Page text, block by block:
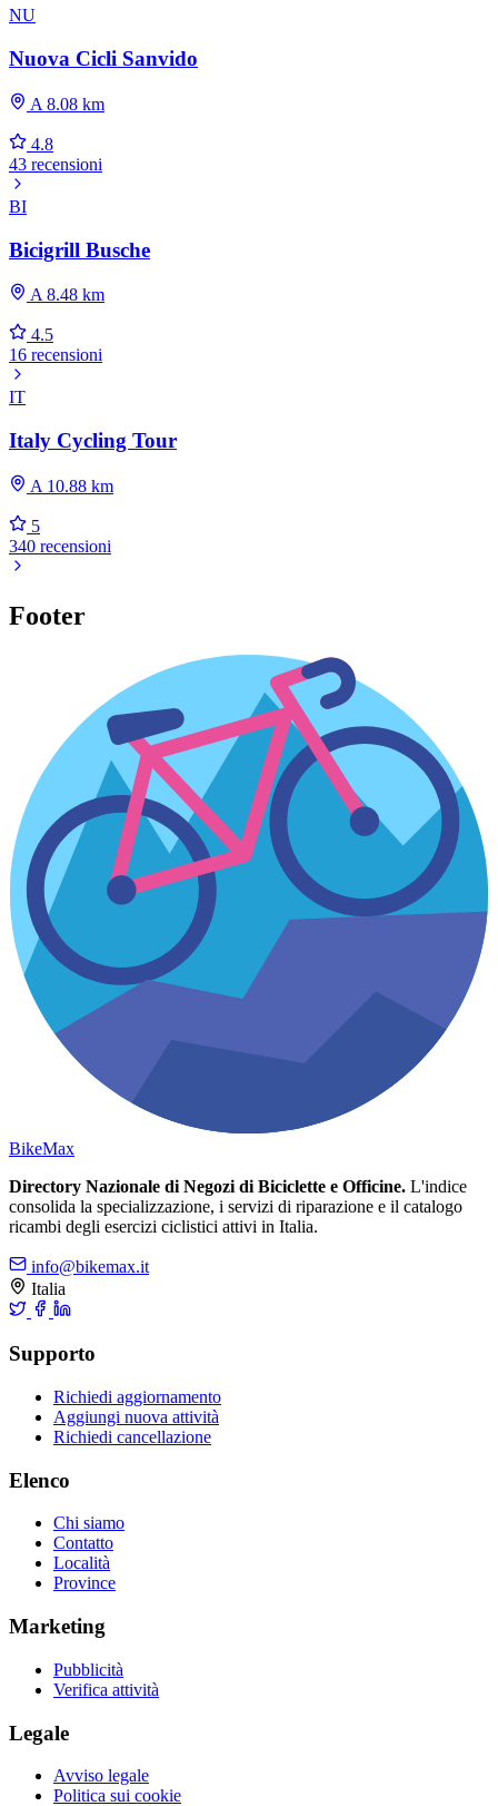
NU
Nuova Cicli Sanvido
A 8.08 km
4.8
43 recensioni
BI
Bicigrill Busche
A 8.48 km
4.5
16 recensioni
IT
Italy Cycling Tour
A 10.88 km
5
340 recensioni
Footer
BikeMax
Directory Nazionale di Negozi di Biciclette e Officine. L'indice
consolida la specializzazione, i servizi di riparazione e il catalogo
ricambi degli esercizi ciclistici attivi in Italia.
info@bikemax.it
Italia
Supporto
Richiedi aggiornamento
Aggiungi nuova attività
Richiedi cancellazione
Elenco
Chi siamo
Contatto
Località
Province
Marketing
Pubblicità
Verifica attività
Legale
Avviso legale
Politica sui cookie